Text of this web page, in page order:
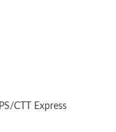
CTT Express